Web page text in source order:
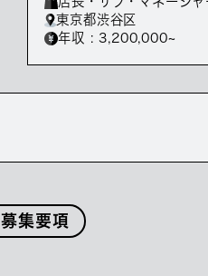
東京都渋谷区
年収 : 3,200,000~
募集要項